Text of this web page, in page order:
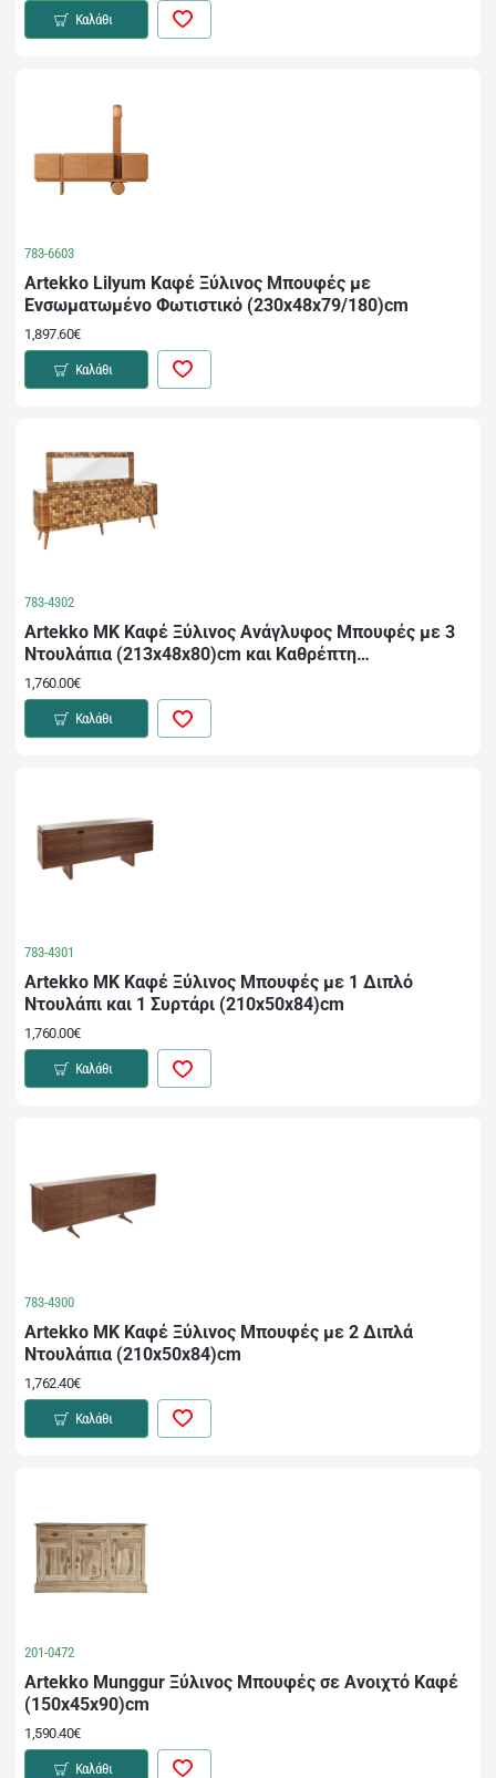
Καλάθι
783-6603
Artekko Lilyum Καφέ Ξύλινος Μπουφές με
Ενσωματωμένο Φωτιστικό (230x48x79/180)cm
1,897.60€
Καλάθι
783-4302
Artekko MK Καφέ Ξύλινος Ανάγλυφος Μπουφές με 3
Ντουλάπια (213x48x80)cm και Καθρέπτη
(170x60x3)cm 2pcs
1,760.00€
Καλάθι
783-4301
Artekko MK Καφέ Ξύλινος Μπουφές με 1 Διπλό
Ντουλάπι και 1 Συρτάρι (210x50x84)cm
1,760.00€
Καλάθι
783-4300
Artekko MK Καφέ Ξύλινος Μπουφές με 2 Διπλά
Ντουλάπια (210x50x84)cm
1,762.40€
Καλάθι
201-0472
Artekko Munggur Ξύλινος Μπουφές σε Ανοιχτό Καφέ
(150x45x90)cm
1,590.40€
Καλάθι